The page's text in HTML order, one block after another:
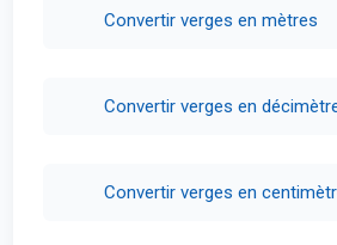
Convertir verges en mètres
Convertir verges en
Convertir verges en